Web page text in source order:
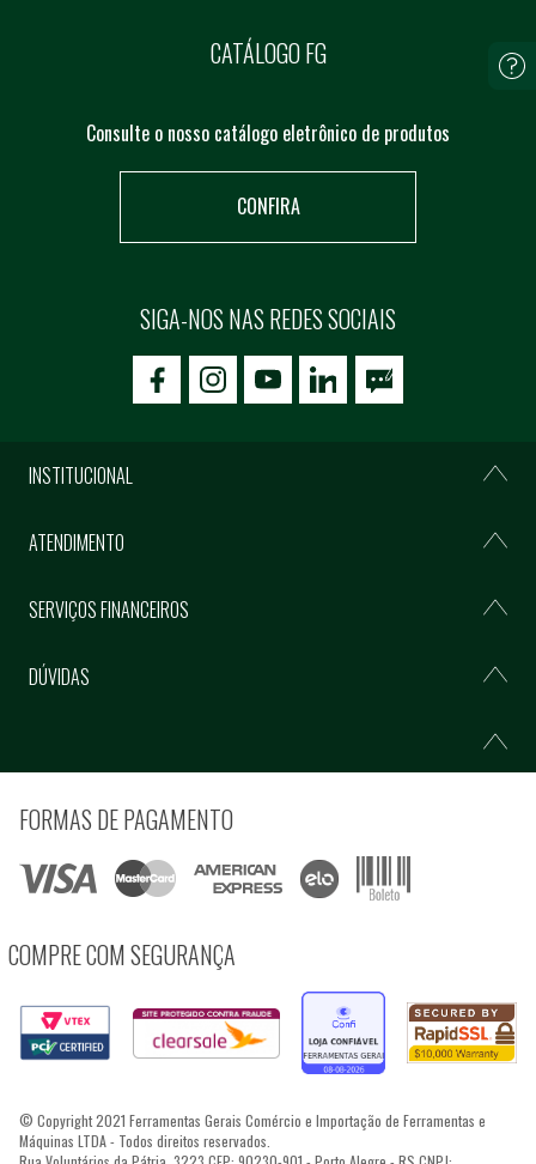
CATÁLOGO FG
Consulte o nosso catálogo eletrônico de produtos
CONFIRA
SIGA-NOS NAS REDES SOCIAIS
icon-facebookicon-social02icon-social03
INSTITUCIONAL
ATENDIMENTO
SERVIÇOS FINANCEIROS
DÚVIDAS
FORMAS DE PAGAMENTO
COMPRE COM SEGURANÇA
© Copyright 2021 Ferramentas Gerais Comércio e Importação de Ferramentas e
Máquinas LTDA - Todos direitos reservados.